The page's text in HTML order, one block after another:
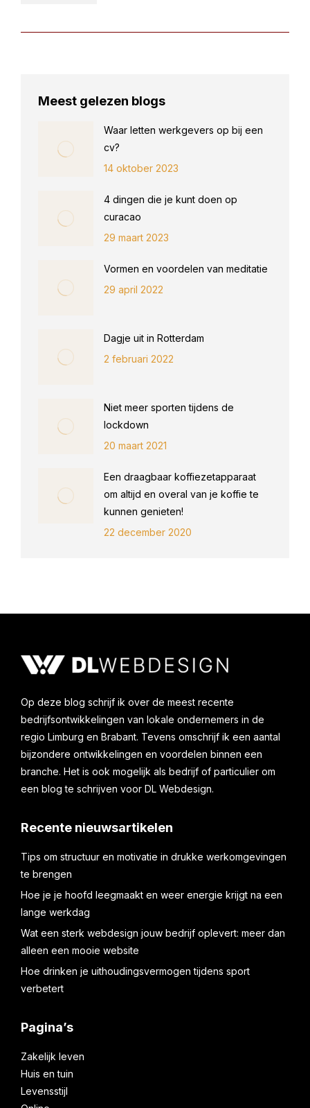
Meest gelezen blogs
Waar letten werkgevers op bij een
cv?
14 oktober 2023
4 dingen die je kunt doen op
curacao
29 maart 2023
Vormen en voordelen van meditatie
29 april 2022
Dagje uit in Rotterdam
2 februari 2022
Niet meer sporten tijdens de
lockdown
20 maart 2021
Een draagbaar koffiezetapparaat
om altijd en overal van je koffie te
kunnen genieten!
22 december 2020
Op deze blog schrijf ik over de meest recente
bedrijfsontwikkelingen van lokale ondernemers in de
regio Limburg en Brabant. Tevens omschrijf ik een aantal
bijzondere ontwikkelingen en voordelen binnen een
branche. Het is ook mogelijk als bedrijf of particulier om
een blog te schrijven voor DL Webdesign.
Recente nieuwsartikelen
Tips om structuur en motivatie in drukke werkomgevingen
te brengen
Hoe je je hoofd leegmaakt en weer energie krijgt na een
lange werkdag
Wat een sterk webdesign jouw bedrijf oplevert: meer dan
alleen een mooie website
Hoe drinken je uithoudingsvermogen tijdens sport
verbetert
Pagina’s
Zakelijk leven
Huis en tuin
Levensstijl